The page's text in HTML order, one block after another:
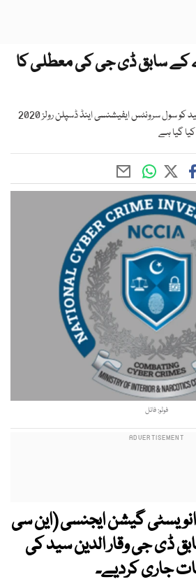
کے سابق ڈی جی کی معطلی کا
سروس گریڈ 20 کے وقارالدین سید کو سول سرونٹس ایفیشنسی اینڈ ڈسپلن رولز 2020
فوٹو: فائل
انویسٹی گیشن ایجنسی (این سی
ڈی جی وقار الدین سید کی
جاری کردیے۔